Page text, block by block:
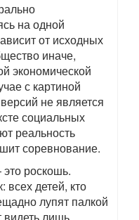
на одной
от исходных
иначе,
экономической
с картиной
не является
социальных
реальность
соревнование.
роскошь.
всех детей, кто
лупят палкой